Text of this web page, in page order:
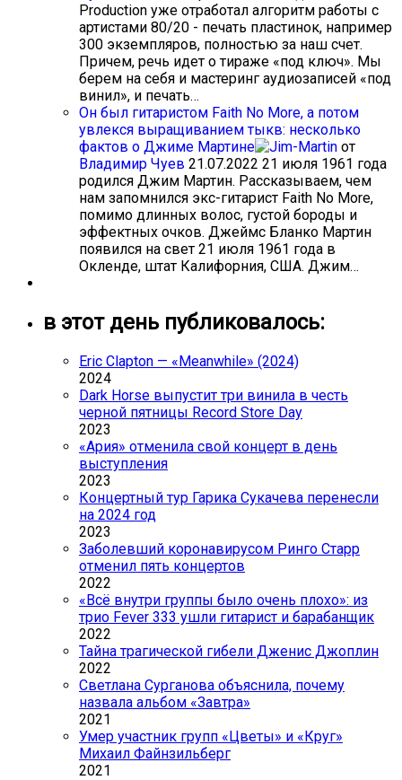
Production уже отработал алгоритм работы с
артистами 80/20 - печать пластинок, например
300 экземпляров, полностью за наш счет.
Причем, речь идет о тираже «под ключ». Мы
берем на себя и мастеринг аудиозаписей «под
винил», и печать…
Он был гитаристом Faith No More, а потом
увлекся выращиванием тыкв: несколько
фактов о Джиме Мартине
от
Владимир Чуев 21.07.2022 21 июля 1961 года
родился Джим Мартин. Рассказываем, чем
нам запомнился экс-гитарист Faith No More,
помимо длинных волос, густой бороды и
эффектных очков. Джеймс Бланко Мартин
появился на свет 21 июля 1961 года в
Окленде, штат Калифорния, США. Джим…
в этот день публиковалось:
Eric Clapton — «Meanwhile» (2024)
2024
Dark Horse выпустит три винила в честь
черной пятницы Record Store Day
2023
«Ария» отменила свой концерт в день
выступления
2023
Концертный тур Гарика Сукачева перенесли
на 2024 год
2023
Заболевший коронавирусом Ринго Старр
отменил пять концертов
2022
«Всё внутри группы было очень плохо»: из
трио Fever 333 ушли гитарист и барабанщик
2022
Тайна трагической гибели Дженис Джоплин
2022
Светлана Сурганова объяснила, почему
назвала альбом «Завтра»
2021
Умер участник групп «Цветы» и «Круг»
Михаил Файнзильберг
2021